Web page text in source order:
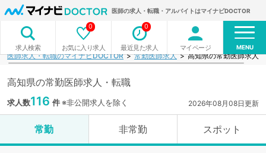
医師の求人・転職・アルバイトはマイナビDOCTOR
求人検索 お気に入り求人
0
最近見た求人
0
マイページ MENU
医師求人・転職のマイナビDOCTOR 常勤医師求人 高知県の常勤医師求人
高知県の常勤医師求人・転職
求人数116 件※非公開求人を除く 2026年08月08日更新
常勤 非常勤 スポット